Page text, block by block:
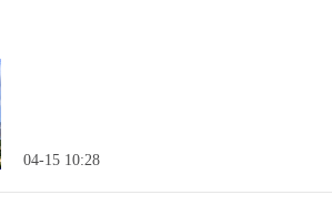
04-15 10:28